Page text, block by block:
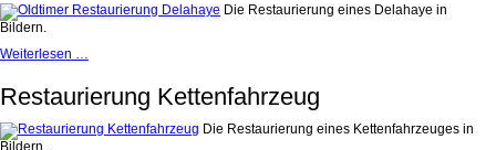
Die Restaurierung eines Delahaye in
Bildern.
Weiterlesen …
Restaurierung Kettenfahrzeug
Die Restaurierung eines Kettenfahrzeuges in
Bildern.